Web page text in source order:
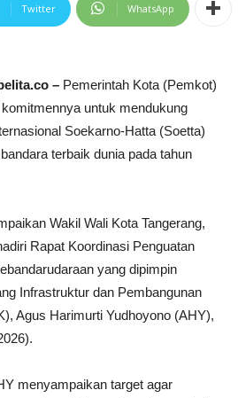
Twitter WhatsApp
– Pemerintah Kota (Pemkot)
untuk mendukung
Soekarno-Hatta (Soetta)
terbaik dunia pada tahun
Wakil Wali Kota Tangerang,
Rapat Koordinasi Penguatan
yang dipimpin
Infrastruktur dan Pembangunan
Agus Harimurti Yudhoyono (AHY),
menyampaikan target agar